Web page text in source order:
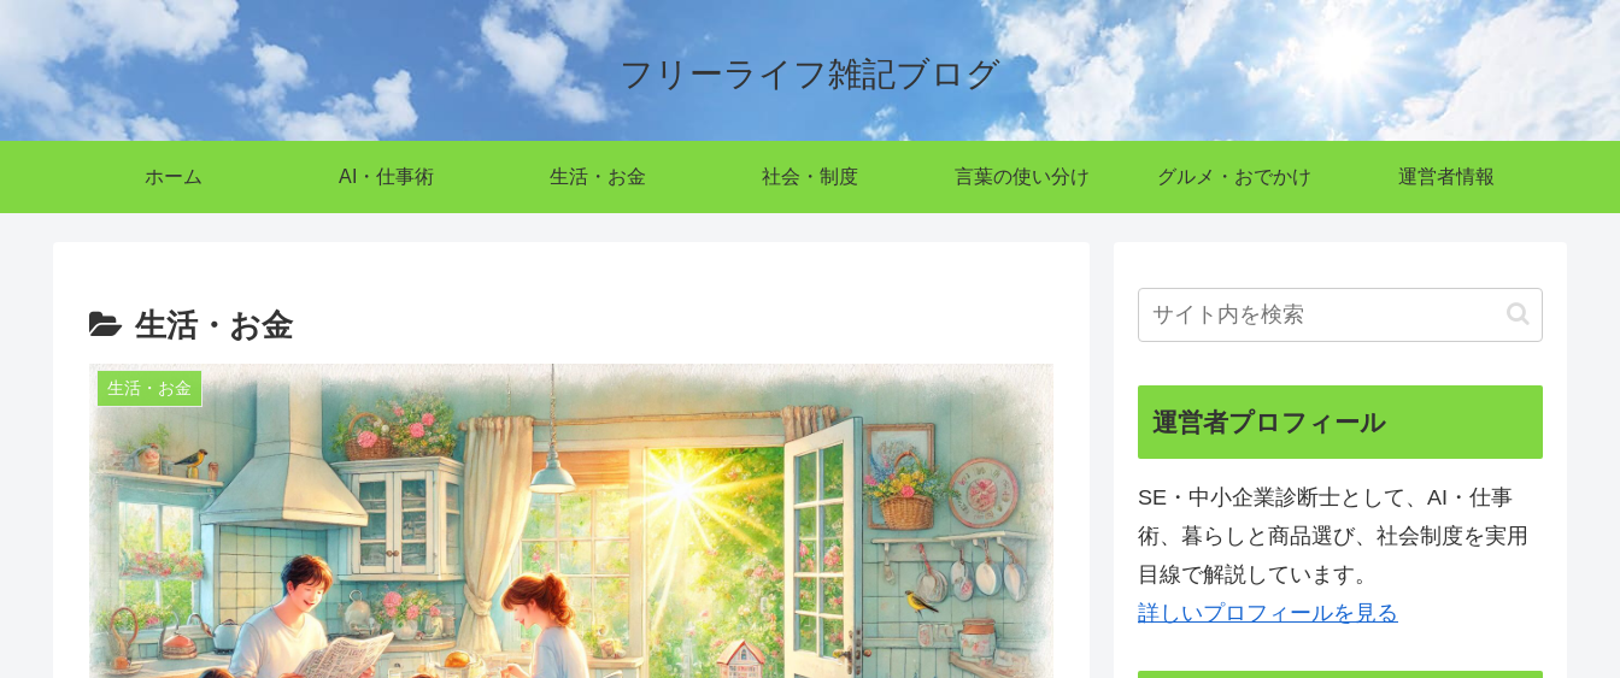
フリーライフ雑記ブログ
ホーム AI・仕事術 生活・お金 社会・制度 言葉の使い分け グルメ・おでかけ 運営者情報
生活・お金
生活・お金
運営者プロフィール
SE・中小企業診断士として、AI・仕事
術、暮らしと商品選び、社会制度を実用
目線で解説しています。
詳しいプロフィールを見る